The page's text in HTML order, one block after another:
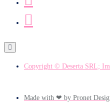
Copyright © Deserta SRL;
Made with ❤ by Pronet